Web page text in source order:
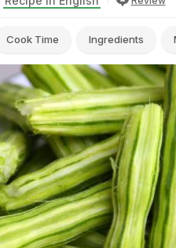
Cook Time Ingredients